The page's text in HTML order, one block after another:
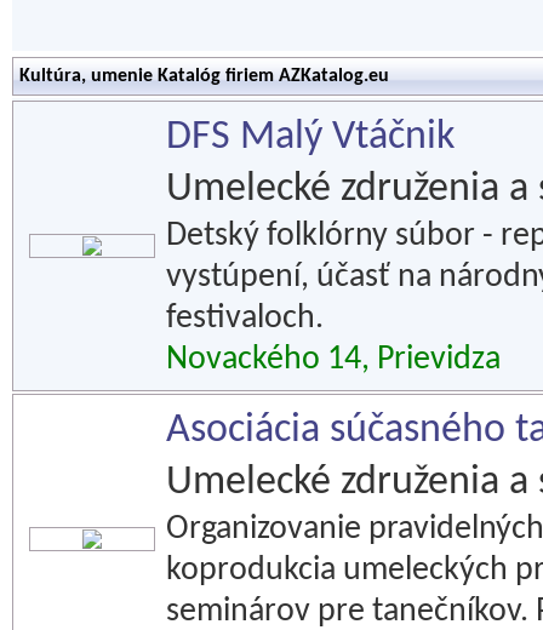
Kultúra, umenie Katalóg firiem AZKatalog.eu
DFS Malý Vtáčnik
Umelecké združenia a
Detský folklórny súbor -
vystúpení, účasť na
festivaloch.
Novackého 14, Prievidza
Asociácia súčasného
Umelecké združenia a
Organizovanie
koprodukcia umeleckých
seminárov pre tanečníkov.